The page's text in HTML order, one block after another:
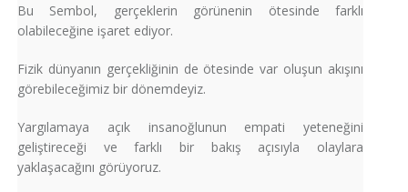
Bu Sembol, gerçeklerin görünenin ötesinde farklı
olabileceğine işaret ediyor.
Fizik dünyanın gerçekliğinin de ötesinde var oluşun akışını
görebileceğimiz bir dönemdeyiz.
Yargılamaya açık insanoğlunun empati yeteneğini
geliştireceği ve farklı bir bakış açısıyla olaylara
yaklaşacağını görüyoruz.